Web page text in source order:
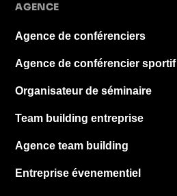
AGENCE
Agence de conférenciers
Agence de conférencier sportif
Organisateur de séminaire
Team building entreprise
Agence team building
Entreprise évenementiel